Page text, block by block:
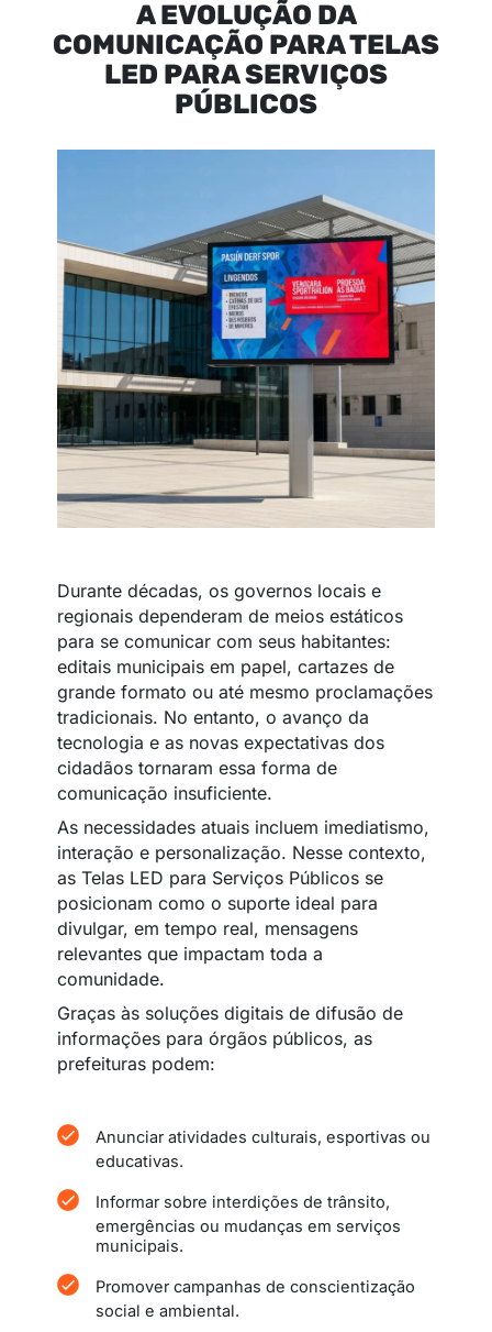
A EVOLUÇÃO DA
COMUNICAÇÃO PARA TELAS
LED PARA SERVIÇOS
PÚBLICOS
Durante décadas, os governos locais e
regionais dependeram de meios estáticos
para se comunicar com seus habitantes:
editais municipais em papel, cartazes de
grande formato ou até mesmo proclamações
tradicionais. No entanto, o avanço da
tecnologia e as novas expectativas dos
cidadãos tornaram essa forma de
comunicação insuficiente.
As necessidades atuais incluem imediatismo,
interação e personalização. Nesse contexto,
as Telas LED para Serviços Públicos se
posicionam como o suporte ideal para
divulgar, em tempo real, mensagens
relevantes que impactam toda a
comunidade.
Graças às soluções digitais de difusão de
informações para órgãos públicos, as
prefeituras podem:
Anunciar atividades culturais, esportivas ou
educativas.
Informar sobre interdições de trânsito,
emergências ou mudanças em serviços
municipais.
Promover campanhas de conscientização
social e ambiental.